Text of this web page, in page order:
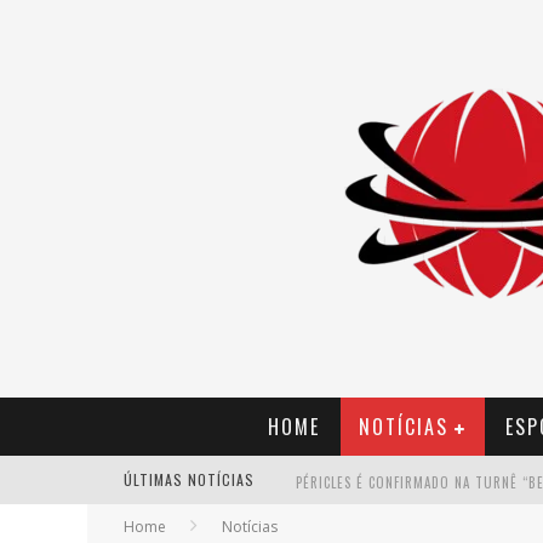
HOME NOTÍCIAS
ÚLTIMAS NOTÍCIAS
Home Notícias